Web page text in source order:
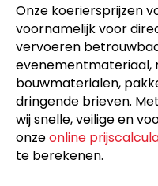
Onze koeriersprijzen
voornamelijk voor
vervoeren
evenementmateriaal,
bouwmaterialen,
dringende brieven.
wij snelle, veilige en
onzeonline
te berekenen.